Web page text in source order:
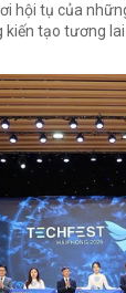
hội tụ của
kiến tạo tương